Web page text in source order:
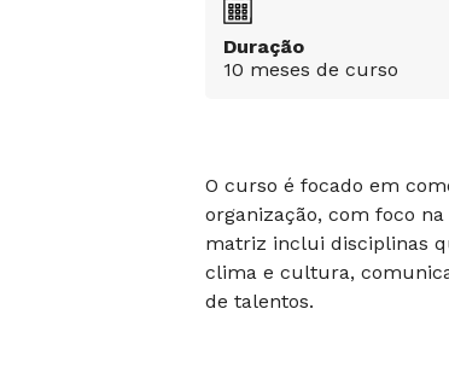
Duração
10 meses de curso
O curso é focado em
organização, com foco
matriz inclui disciplinas
clima e cultura,
de talentos.